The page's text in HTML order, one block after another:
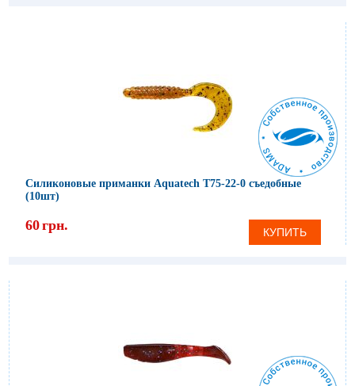
Силиконовые приманки Aquatech Т75-22-0 съедобные
(10шт)
60грн. КУПИТЬ